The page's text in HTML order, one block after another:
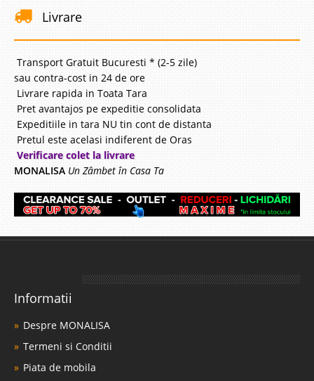
Livrare
Transport Gratuit Bucuresti * (2-5 zile)
sau contra-cost in 24 de ore
Livrare rapida in Toata Tara
Pret avantajos pe expeditie consolidata
Expeditiile in tara NU tin cont de distanta
Pretul este acelasi indiferent de Oras
Verificare colet la livrare
MONALISA Un Zâmbet în Casa Ta
Informatii
Despre MONALISA
Termeni si Conditii
Piata de mobila